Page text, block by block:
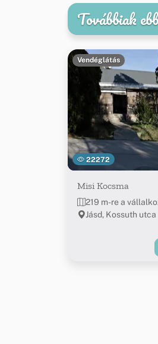
Továbbiak
22272
Vendéglátás
Misi Kocsma
219 m-re a
Jásd, Kossuth utca